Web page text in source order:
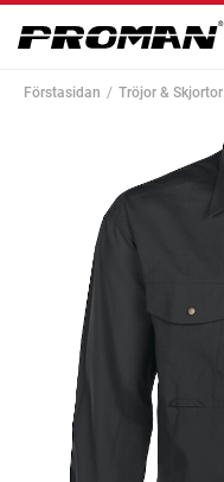
Förstasidan Tröjor & Skjortor